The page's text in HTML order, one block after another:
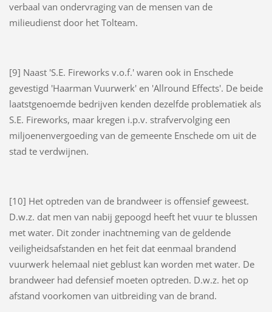
verbaal van ondervraging van de mensen van de
milieudienst door het Tolteam.
[9] Naast 'S.E. Fireworks v.o.f.' waren ook in Enschede
gevestigd 'Haarman Vuurwerk' en 'Allround Effects'. De beide
laatstgenoemde bedrijven kenden dezelfde problematiek als
S.E. Fireworks, maar kregen i.p.v. strafvervolging een
miljoenenvergoeding van de gemeente Enschede om uit de
stad te verdwijnen.
[10] Het optreden van de brandweer is offensief geweest.
D.w.z. dat men van nabij gepoogd heeft het vuur te blussen
met water. Dit zonder inachtneming van de geldende
veiligheidsafstanden en het feit dat eenmaal brandend
vuurwerk helemaal niet geblust kan worden met water. De
brandweer had defensief moeten optreden. D.w.z. het op
afstand voorkomen van uitbreiding van de brand.